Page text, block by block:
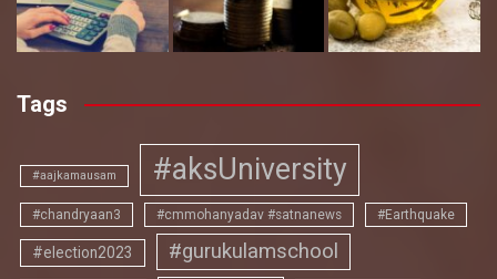
Tags
#aajkamausam #aksUniversity
#chandryaan3 #cmmohanyadav #satnanews #Earthquake
#election2023 #gurukulamschool